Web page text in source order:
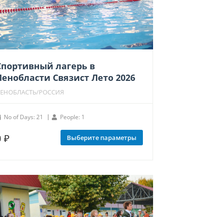
лагерь в
Связист Лето 2026
РОССИЯ
No of Days: 21 People: 1
₽ Выберите параметры
Опции
можно
выбрать
на